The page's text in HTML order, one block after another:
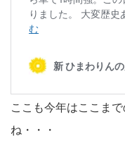
ここも今年はここま
ね・・・